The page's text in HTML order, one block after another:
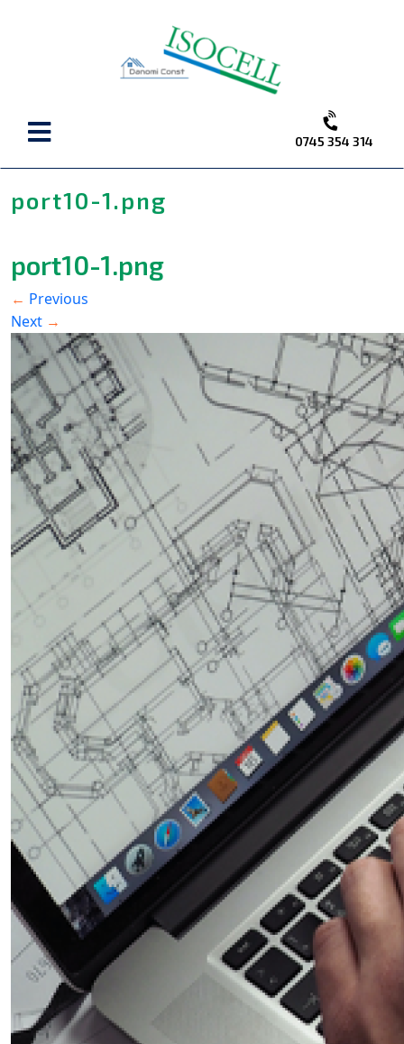
0745 354 314
port10-1.png
port10-1.png
← Previous
Next →